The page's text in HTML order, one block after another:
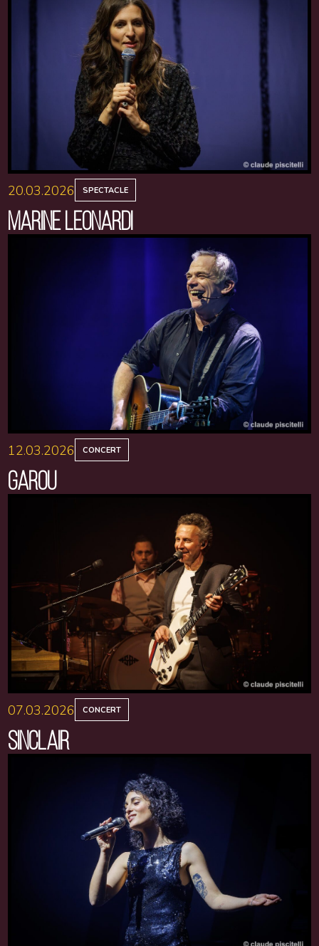
20.03.2026 SPECTACLE
MARINE LEONARDI
12.03.2026 CONCERT
GAROU
07.03.2026 CONCERT
SINCLAIR